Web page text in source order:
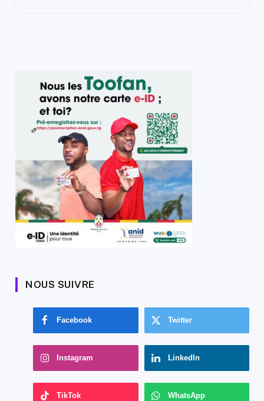
NOUS SUIVRE
Facebook Twitter
Instagram LinkedIn
TikTok WhatsApp